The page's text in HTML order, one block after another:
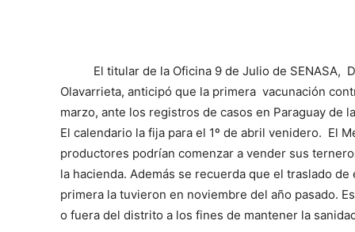
El titular de la Oficina 9 de Julio de SENASA,
Olavarrieta, anticipó que la primera vacunación
marzo, ante los registros de casos en Paraguay de
El calendario la fija para el 1º de abril venidero. El
productores podrían comenzar a vender sus
la hacienda. Además se recuerda que el traslado
primera la tuvieron en noviembre del año pasado.
o fuera del distrito a los fines de mantener la